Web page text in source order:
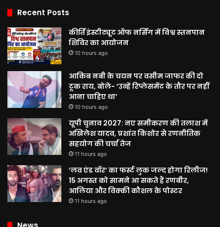
Recent Posts
कीर्ति इंस्टीट्यूट ऑफ नर्सिंग में विश्व स्तनपान
शिविर का आयोजन
10 hours ago
आकिब नबी के चयन पर वसीम जाफर की दो
टूक राय, बोले- ‘उन्हें रिप्लेसमेंट के तौर पर नहीं
आना चाहिए था’
10 hours ago
यूपी चुनाव 2027: नए समीकरण की तलाश में
अखिलेश यादव, प्रशांत किशोर से रणनीतिक
सहयोग की चर्चा तेज
11 hours ago
‘लव एंड वॉर’ का फर्स्ट लुक जल्द होगा रिलीज!
15 अगस्त को सामने आ सकते हैं रणबीर,
आलिया और विक्की कौशल के पोस्टर
11 hours ago